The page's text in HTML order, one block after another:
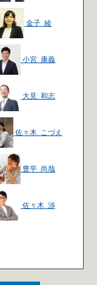
金子 綾
小宮 康義
大見 和志
佐々木 こづえ
豊平 尚哉
佐々木 渉